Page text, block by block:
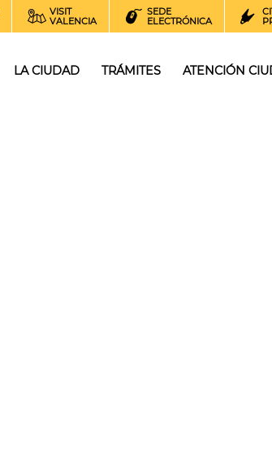
VISIT
VALENCIA
SEDE
ELECTRÓNICA
LA CIUDAD TRÁMITES ATENCIÓN